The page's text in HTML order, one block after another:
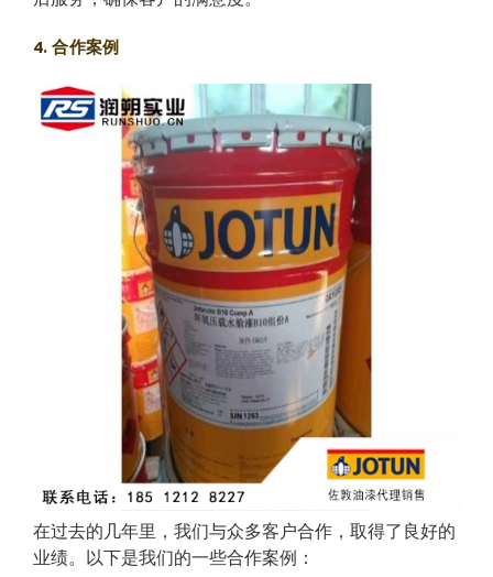
4. 合作案例
在过去的几年里，我们与众多客户合作，取得了良好的
业绩。以下是我们的一些合作案例：